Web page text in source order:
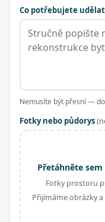
Co potřebujete
Nemusíte být přesní —
Fotky nebo půdorys
Přetáhněte
Fotky prostoru
Přijímáme obrázky